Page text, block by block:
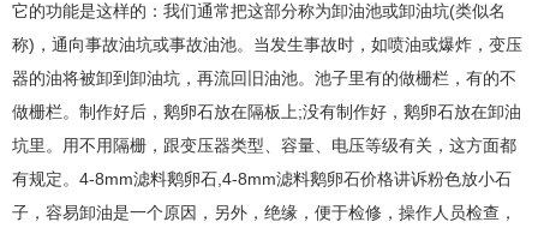
它的功能是这样的：我们通常把这部分称为卸油池或卸油坑(类似名
称)，通向事故油坑或事故油池。当发生事故时，如喷油或爆炸，变压
器的油将被卸到卸油坑，再流回旧油池。池子里有的做栅栏，有的不
做栅栏。制作好后，鹅卵石放在隔板上;没有制作好，鹅卵石放在卸油
坑里。用不用隔栅，跟变压器类型、容量、电压等级有关，这方面都
有规定。4-8mm滤料鹅卵石,4-8mm滤料鹅卵石价格讲诉粉色放小石
子，容易卸油是一个原因，另外，绝缘，便于检修，操作人员检查，